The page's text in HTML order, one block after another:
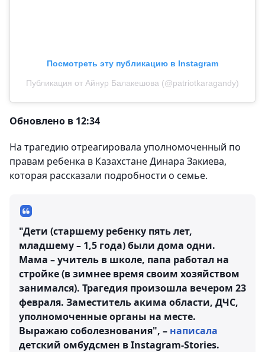
Посмотреть эту публикацию в Instagram
Публикация от Айнур Балакешова (@patriotkaragandy)
Обновлено в 12:34
На трагедию отреагировала уполномоченный по
правам ребенка в Казахстане Динара Закиева,
которая рассказали подробности о семье.
"Дети (старшему ребенку пять лет,
младшему – 1,5 года) были дома одни.
Мама – учитель в школе, папа работал на
стройке (в зимнее время своим хозяйством
занимался). Трагедия произошла вечером 23
февраля. Заместитель акима области, ДЧС,
уполномоченные органы на месте.
Выражаю соболезнования", – написала
детский омбудсмен в Instagram-Stories.